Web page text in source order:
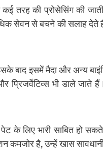
तरह की प्रोसेसिंग की
सेवन से बचने की सलाह
बाद इसमें मैदा और अन्य
भी डाले जाते
पेट के लिए भारी साबित
कमजोर है, उन्हें खास